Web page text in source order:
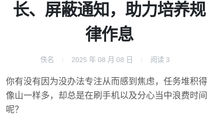
长、屏蔽通知，助力培养规
律作息
佚名 2025 年 08 月 08 日 阅读 3
你有没有因为没办法专注从而感到焦虑，任务堆积得
像山一样多，却总是在刷手机以及分心当中浪费时间
呢？